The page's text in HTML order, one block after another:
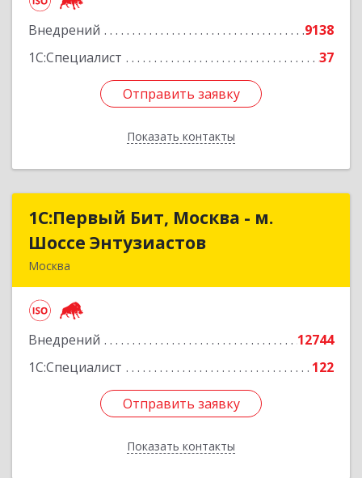
Внедрений
9138
1С:Специалист
37
Отправить заявку
Показать контакты
Отправить заявку
Назад
1С:Первый Бит, Москва - м.
Шоссе Энтузиастов
Москва
Внедрений
12744
1С:Специалист
122
Отправить заявку
Показать контакты
1С:Первый Бит, Москва - м.
Шоссе Энтузиастов
Подробнее
Отправить заявку
Назад